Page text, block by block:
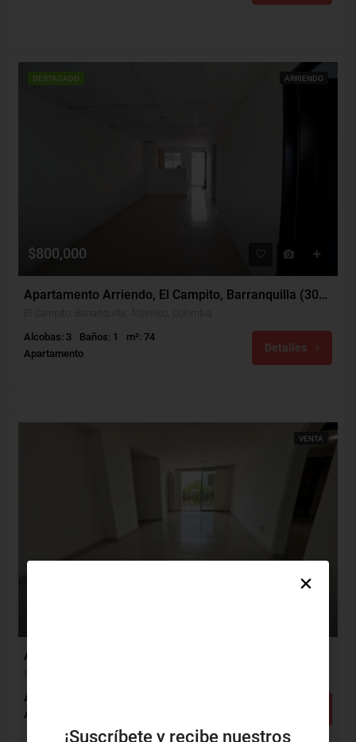
DESTACADO ARRIENDO
$800,000
Apartamento Arriendo, El Campito, Barranquilla (30498)
Alcobas: 3 Baños: 1
m²: 74
Apartamento
Detalles
VENTA
Apartamento Venta, El Prado, Barranquilla (32288)
Alcobas: 3
Apartamento
¡Suscríbete y recibe nuestros